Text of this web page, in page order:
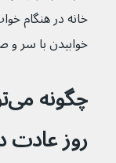
خانه در هنگام
خوابیدن با سر
روز عادت